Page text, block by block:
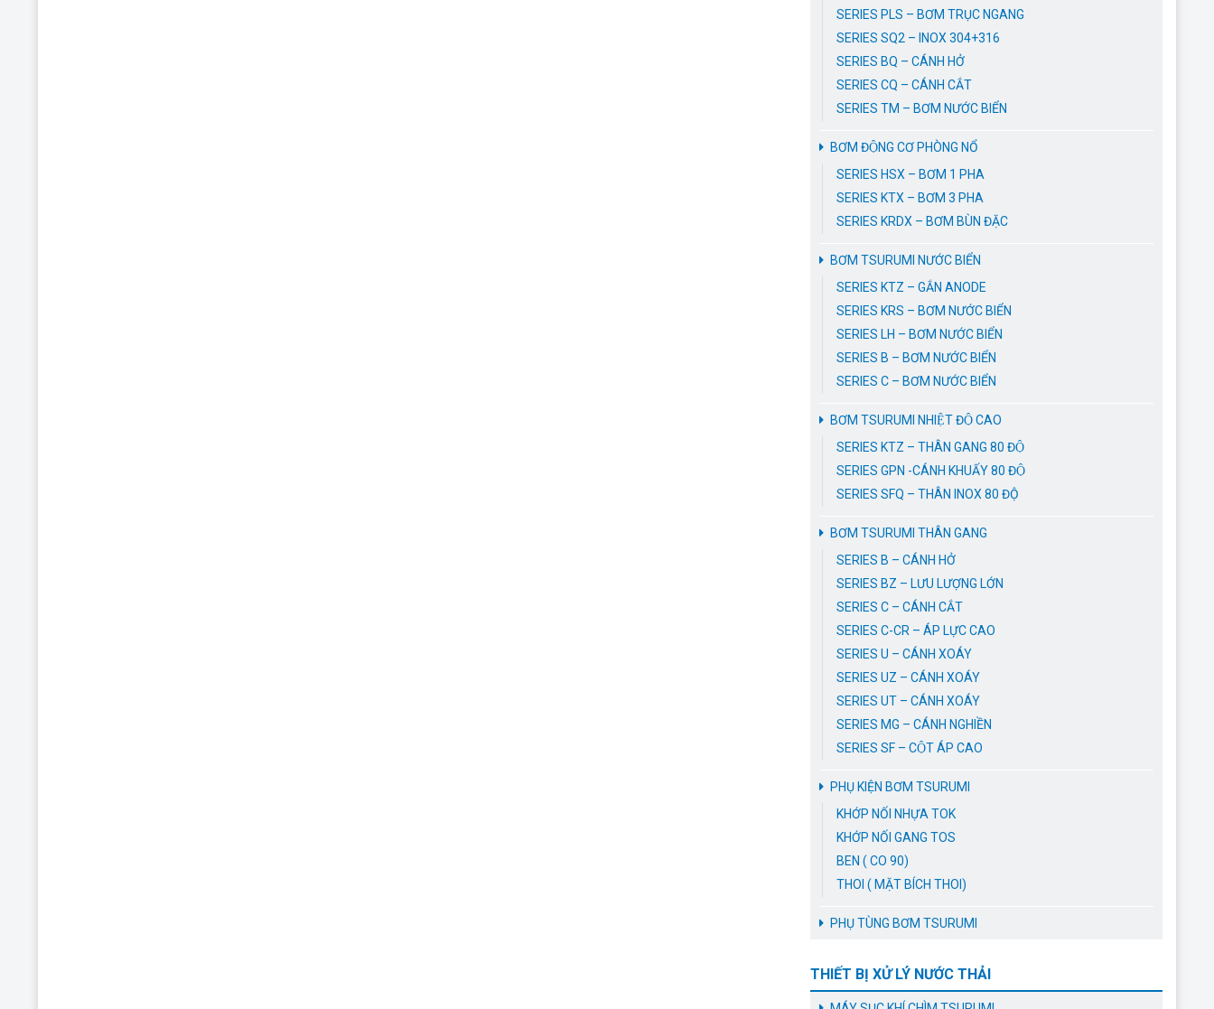
SERIES PLS – BƠM TRỤC NGANG
SERIES SQ2 – INOX 304+316
SERIES BQ – CÁNH HỞ
SERIES CQ – CÁNH CẮT
SERIES TM – BƠM NƯỚC BIỂN
BƠM ĐỘNG CƠ PHÒNG NỔ
SERIES HSX – BƠM 1 PHA
SERIES KTX – BƠM 3 PHA
SERIES KRDX – BƠM BÙN ĐẶC
BƠM TSURUMI NƯỚC BIỂN
SERIES KTZ – GẮN ANODE
SERIES KRS – BƠM NƯỚC BIỂN
SERIES LH – BƠM NƯỚC BIỂN
SERIES B – BƠM NƯỚC BIỂN
SERIES C – BƠM NƯỚC BIỂN
BƠM TSURUMI NHIỆT ĐỘ CAO
SERIES KTZ – THÂN GANG 80 ĐỘ
SERIES GPN -CÁNH KHUẤY 80 ĐỘ
SERIES SFQ – THÂN INOX 80 ĐỘ
BƠM TSURUMI THÂN GANG
SERIES B – CÁNH HỞ
SERIES BZ – LƯU LƯỢNG LỚN
SERIES C – CÁNH CẮT
SERIES C-CR – ÁP LỰC CAO
SERIES U – CÁNH XOÁY
SERIES UZ – CÁNH XOÁY
SERIES UT – CÁNH XOÁY
SERIES MG – CÁNH NGHIỀN
SERIES SF – CỘT ÁP CAO
PHỤ KIỆN BƠM TSURUMI
KHỚP NỐI NHỰA TOK
KHỚP NỐI GANG TOS
BEN ( CO 90)
THOI ( MẶT BÍCH THOI)
PHỤ TÙNG BƠM TSURUMI
THIẾT BỊ XỬ LÝ NƯỚC THẢI